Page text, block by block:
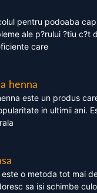
pentru podoaba
ale p?rului ?tiu c?t
care
henna
este un produs
in ultimii ani.
este o metoda tot mai
sa isi schimbe